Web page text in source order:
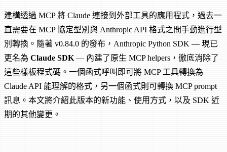
建構透過 MCP 將 Claude 連接到外部工具的應用程式，過去一
直需要在 MCP 協定型別與 Anthropic API 格式之間手動進行型
別轉換。隨著 v0.84.0 的發布，Anthropic Python SDK — 現已
更名為 Claude SDK— 內建了原生 MCP helpers，徹底消除了
這些樣板程式碼。一個函式呼叫即可將 MCP 工具轉換為
Claude API 能理解的格式，另一個函式則可轉換 MCP prompt
訊息。本文將介紹此版本的新功能、使用方式，以及 SDK 近
期的其他變更。